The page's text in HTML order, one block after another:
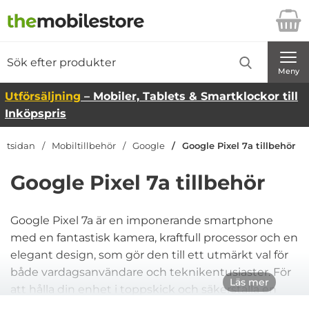
Startsidan för Danira Telecom AB
Meny
Utförsäljning – Mobiler, Tablets & Smartklockor till
Inköpspris
Mobiltillbehör Google Google Pixel 7a tillbehör
Google Pixel 7a tillbehör
Läs mer
Google Pixel 7a är en imponerande smartphone
med en fantastisk kamera, kraftfull processor och en
elegant design, som gör den till ett utmärkt val för
både vardagsanvändare och teknikentusiaster. För
att hålla din enhet i toppskick och säkerställa en